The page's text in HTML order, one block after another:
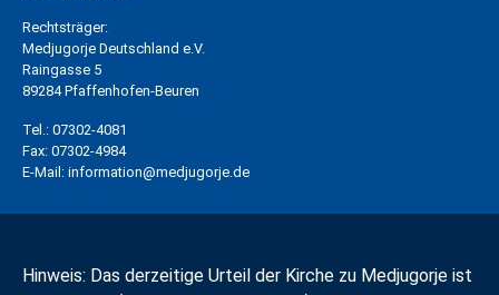
Rechtsträger:
Medjugorje Deutschland e.V.
Raingasse 5
89284 Pfaffenhofen-Beuren
Tel.: 07302-4081
Fax: 07302-4984
E-Mail: information@medjugorje.de
Hinweis: Das derzeitige Urteil der Kirche zu Medjugorje ist